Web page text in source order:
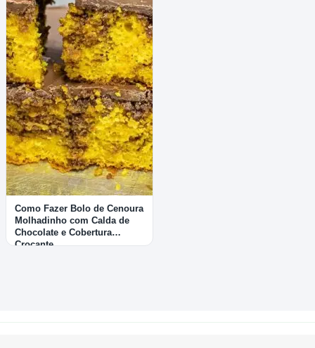
Como Fazer Bolo de Cenoura
Molhadinho com Calda de
Chocolate e Cobertura
Crocante